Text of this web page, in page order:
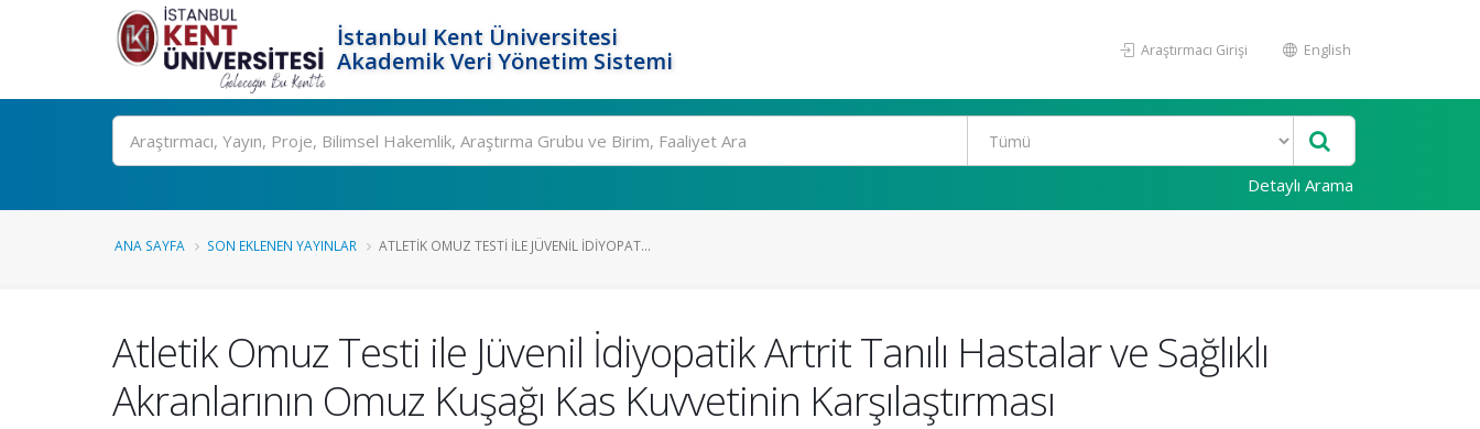
İstanbul Kent Üniversitesi
Akademik Veri Yönetim Sistemi
Araştırmacı Girişi English
Ara
Detaylı Arama
ANA SAYFA SON EKLENEN YAYINLAR ATLETIK OMUZ TESTI ILE JÜVENIL İDIYOPAT...
Atletik Omuz Testi ile Jüvenil İdiyopatik Artrit Tanılı Hastalar ve Sağlıklı
Akranlarının Omuz Kuşağı Kas Kuvvetinin Karşılaştırması